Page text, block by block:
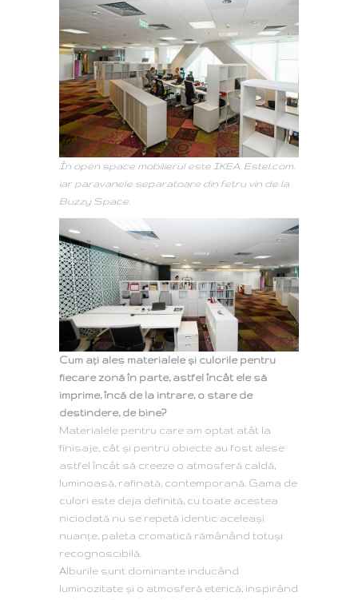
În open space mobilierul este IKEA, Estel.com,
iar paravanele separatoare din fetru vin de la
Buzzy Space.
Cum ați ales materialele și culorile pentru
fiecare zonă în parte, astfel încât ele să
imprime, încă de la intrare, o stare de
destindere, de bine?
Materialele pentru care am optat atât la
finisaje, cât și pentru obiecte au fost alese
astfel încât să creeze o atmosferă caldă,
luminoasă, rafinată, contemporană. Gama de
culori este deja definită, cu toate acestea
niciodată nu se repetă identic aceleași
nuanțe, paleta cromatică rămânând totuși
recognoscibilă.
Alburile sunt dominante inducând
luminozitate și o atmosferă eterică, inspirând